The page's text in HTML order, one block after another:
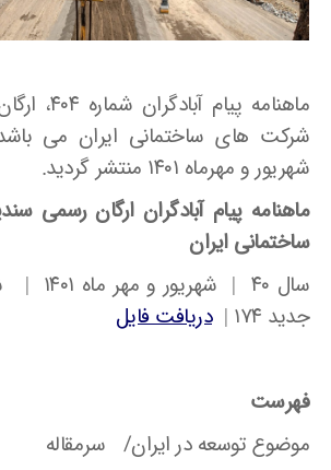
ماهنامه
شهریور و مهرماه ۱۴۰۱ منتشر گردید.
ماهنامه پیام آبادگران ارگان رسمی
ساختمانی ایران
جدید ۱۷۴ |
دریافت فایل
فهرست
موضوع توسعه در ایران/ سرمقاله